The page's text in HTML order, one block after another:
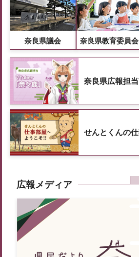
奈良県議会 奈良県教育委員会
奈良県広報担
せんとくんの
広報メディア